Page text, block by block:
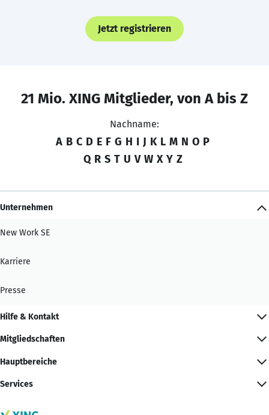
Jetzt registrieren
21 Mio. XING Mitglieder, von A bis Z
Nachname:
A B C D E F G H I J K L M N O P
Q R S T U V W X Y Z
Unternehmen
New Work SE
Karriere
Presse
Hilfe & Kontakt
Mitgliedschaften
Hauptbereiche
Services